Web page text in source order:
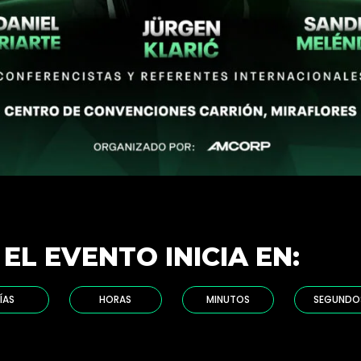
EL EVENTO INICIA EN:
HORAS MINUTOS